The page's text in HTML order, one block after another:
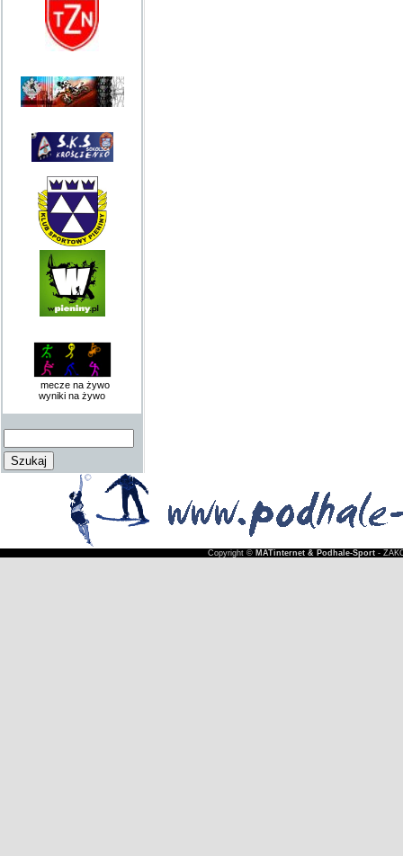
mecze na żywo
wyniki na żywo
Copyright © MATinternet & Podhale-Sport-